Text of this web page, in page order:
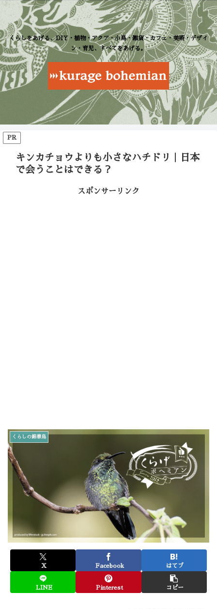
くらしをあげる、DIY・植物・アクア・小鳥・雑貨・カフェ・美術・デザイ
ン・育児、すべてをあげる。
PR
キンカチョウよりも小さなハチドリ｜日本
で会うことはできる？
スポンサーリンク
くらしの錦華鳥
X Facebook はてブ
LINE Pinterest コピー